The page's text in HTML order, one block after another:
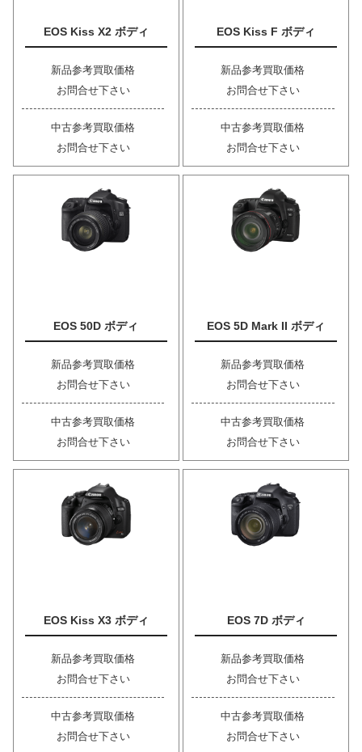
EOS Kiss X2 ボディ
新品参考買取価格
お問合せ下さい
中古参考買取価格
お問合せ下さい
EOS Kiss F ボディ
新品参考買取価格
お問合せ下さい
中古参考買取価格
お問合せ下さい
EOS 50D ボディ
新品参考買取価格
お問合せ下さい
中古参考買取価格
お問合せ下さい
EOS 5D Mark II ボディ
新品参考買取価格
お問合せ下さい
中古参考買取価格
お問合せ下さい
EOS Kiss X3 ボディ
新品参考買取価格
お問合せ下さい
中古参考買取価格
お問合せ下さい
EOS 7D ボディ
新品参考買取価格
お問合せ下さい
中古参考買取価格
お問合せ下さい